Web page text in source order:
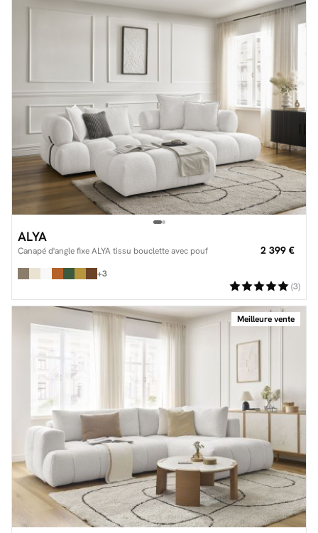
ALYA
Canapé d'angle fixe ALYA tissu bouclette avec pouf 2 399 €
+3
(3)
Meilleure vente